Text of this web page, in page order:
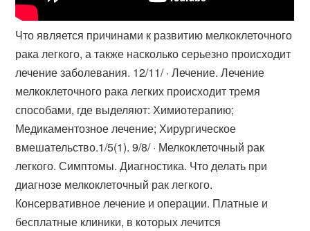
Что является причинами к развитию мелкоклеточного
рака легкого, а также насколько серьезно происходит
лечение заболевания. 12/11/ · Лечение. Лечение
мелкоклеточного рака легких происходит тремя
способами, где выделяют: Химиотерапию;
Медикаментозное лечение; Хирургическое
вмешательство.1/5(1). 9/8/ · Мелкоклеточный рак
легкого. Симптомы. Диагностика. Что делать при
диагнозе мелкоклеточный рак легкого.
Консервативное лечение и операции. Платные и
бесплатные клиники, в которых лечится